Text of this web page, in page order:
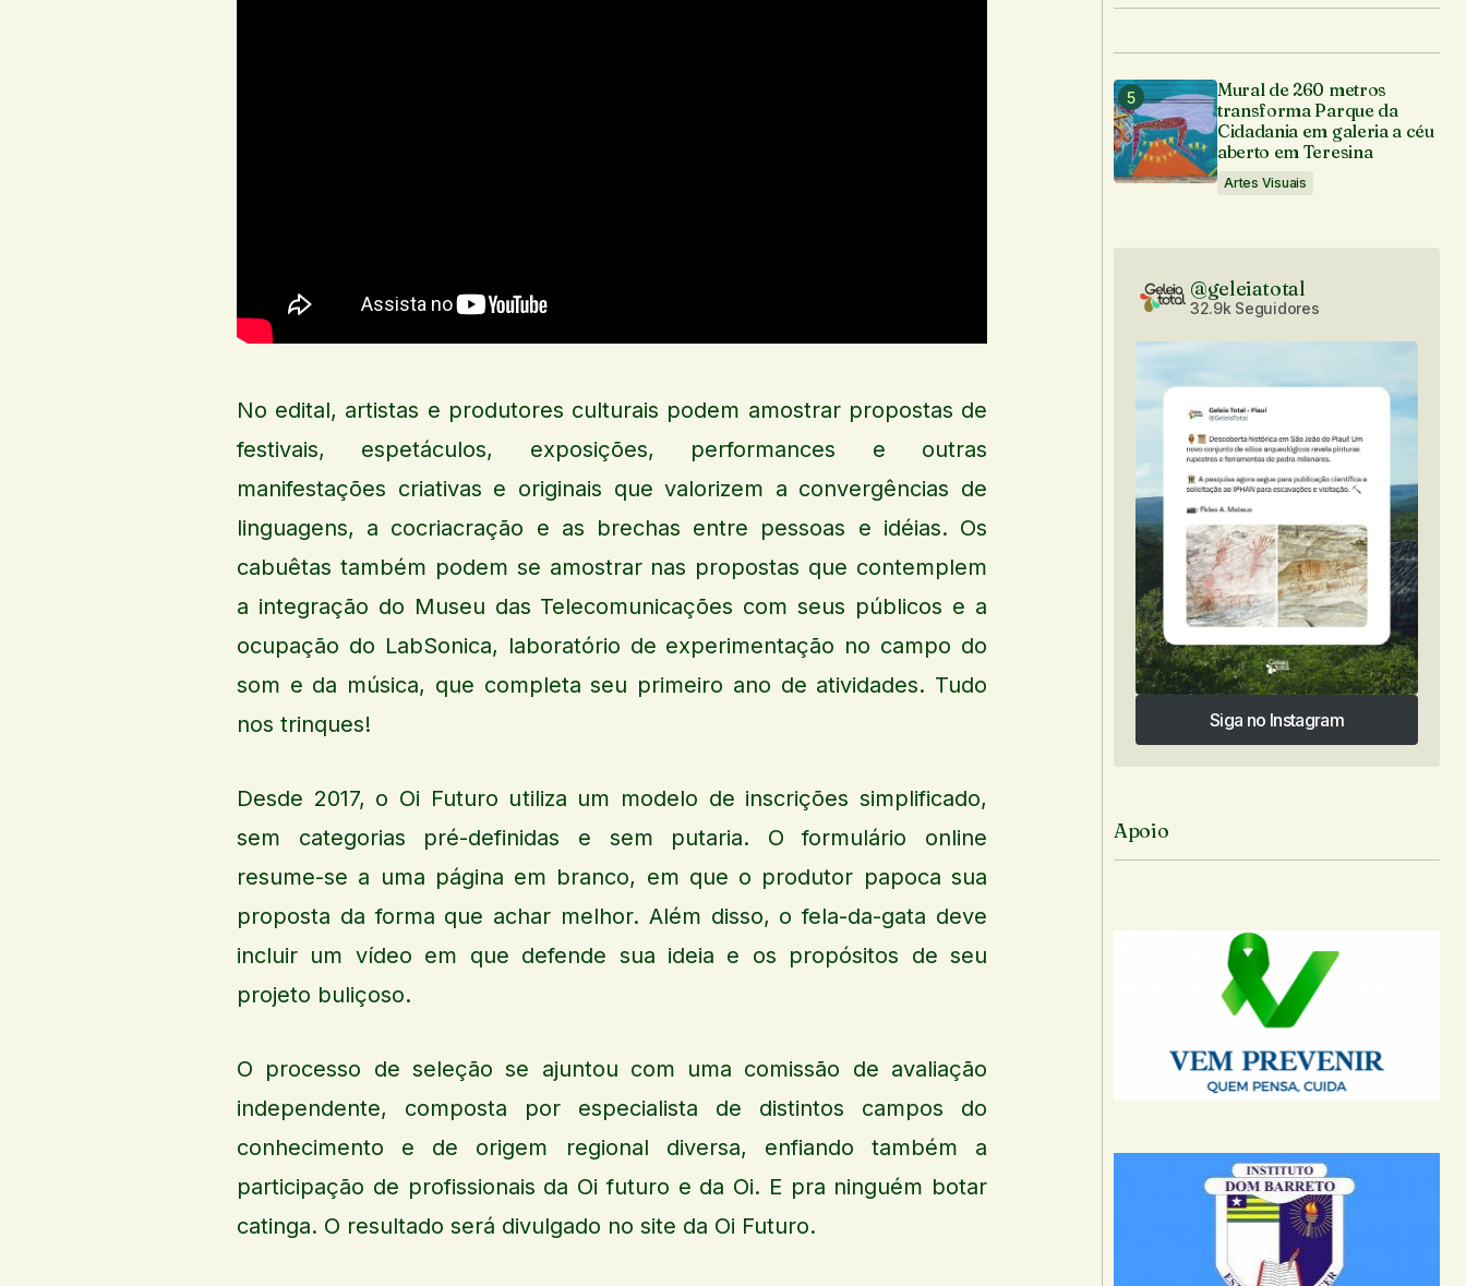
No edital, artistas e produtores culturais podem amostrar propostas de
festivais, espetáculos, exposições, performances e outras
manifestações criativas e originais que valorizem a convergências de
linguagens, a cocriacração e as brechas entre pessoas e idéias. Os
cabuêtas também podem se amostrar nas propostas que contemplem
a integração do Museu das Telecomunicações com seus públicos e a
ocupação do LabSonica, laboratório de experimentação no campo do
som e da música, que completa seu primeiro ano de atividades. Tudo
nos trinques!
Desde 2017, o Oi Futuro utiliza um modelo de inscrições simplificado,
sem categorias pré-definidas e sem putaria. O formulário online
resume-se a uma página em branco, em que o produtor papoca sua
proposta da forma que achar melhor. Além disso, o fela-da-gata deve
incluir um vídeo em que defende sua ideia e os propósitos de seu
projeto buliçoso.
O processo de seleção se ajuntou com uma comissão de avaliação
independente, composta por especialista de distintos campos do
conhecimento e de origem regional diversa, enfiando também a
participação de profissionais da Oi futuro e da Oi. E pra ninguém botar
catinga. O resultado será divulgado no site da Oi Futuro.
Mural de 260 metros
transforma Parque da
Cidadania em galeria a céu
aberto em Teresina
Artes Visuais
@geleiatotal
32.9k Seguidores
Siga no Instagram
Siga no Instagram
Apoio